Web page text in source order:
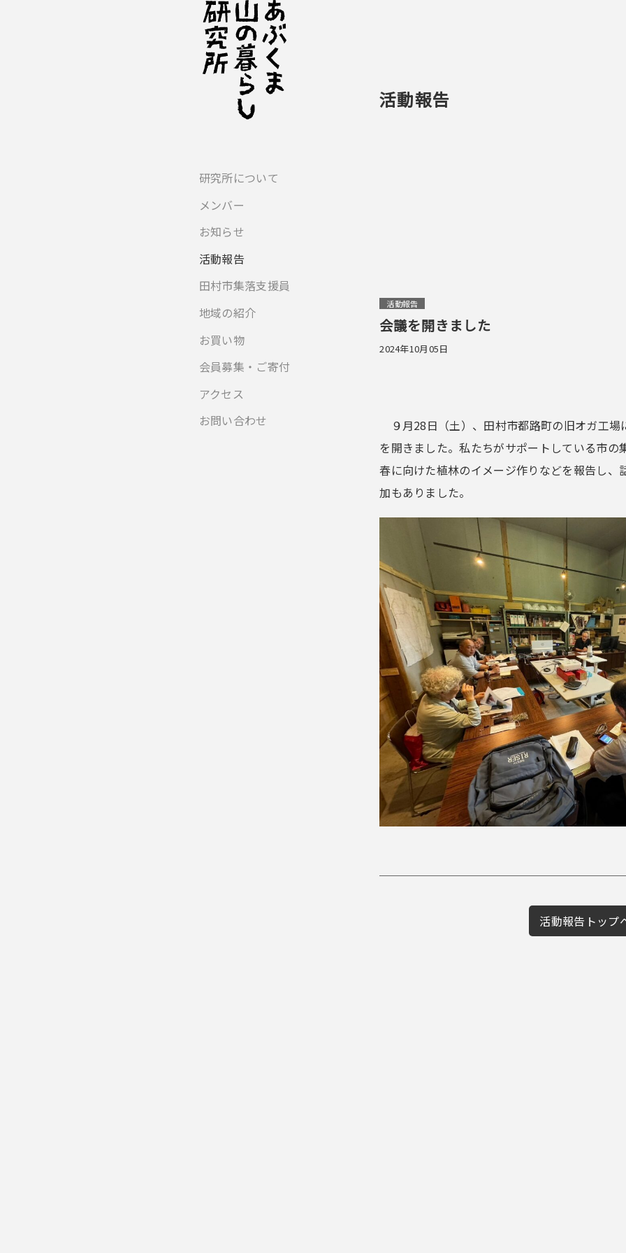
研究所について
メンバー
お知らせ
活動報告
田村市集落支援員
地域の紹介
お買い物
会員募集・ご寄付
アクセス
お問い合わせ
活動報告
活動報告
会議を開きました
2024年10月05日
９月28日（土）、田村市都路町の旧オガ工場
を開きました。私たちがサポートしている市
春に向けた植林のイメージ作りなどを報告し、
加もありました。
活動報告トップ